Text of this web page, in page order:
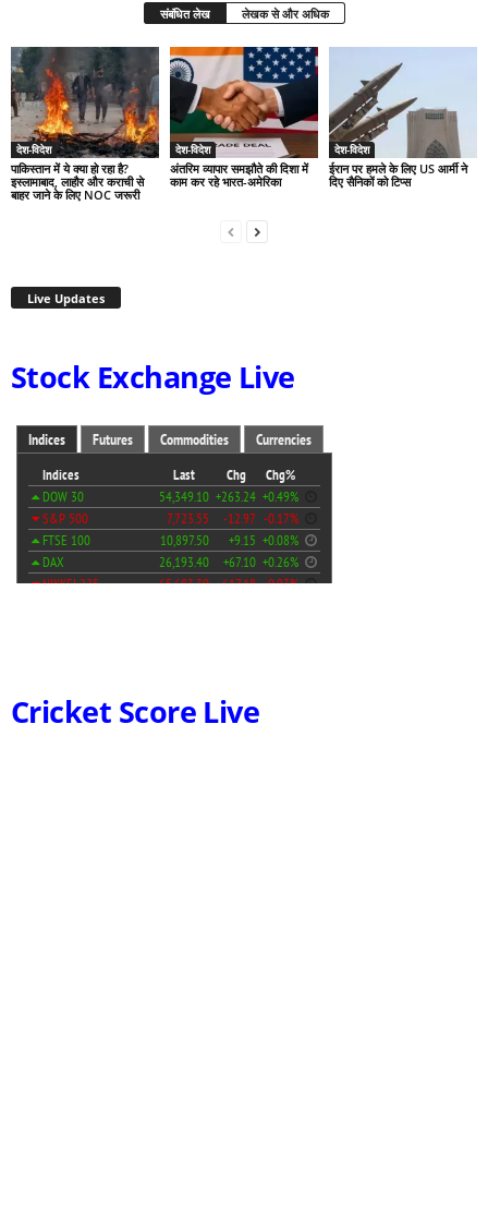
संबंधित लेख लेखक से और अधिक
देश-विदेश
पाकिस्तान में ये क्या हो रहा है?
इस्लामाबाद, लाहौर और कराची से
बाहर जाने के लिए NOC जरूरी
देश-विदेश
अंतरिम व्यापार समझौते की दिशा में
काम कर रहे भारत-अमेरिका
देश-विदेश
ईरान पर हमले के लिए US आर्मी ने
दिए सैनिकों को टिप्स
Live Updates
Stock Exchange Live
Cricket Score Live